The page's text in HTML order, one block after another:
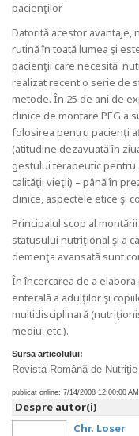
pacienţilor.
Datorită acestor avantaje,
rutină în toată lumea şi
pacienţii care necesită
realizat recent o serie de
metode. În 25 de ani de
clinice de montare PEG a
folosirea pentru pacienţi
(atitudine dezavuată în
gestului terapeutic
calităţii vieţii) – până în
clinice, aspectele etice şi
Principalul scop al
statusului nutriţional şi a
demenţa avansată sunt
În încercarea de a
enterală a adulţilor şi
multidisciplinară
mediu, etc.).
Sursa articolului:
Revista Română de
publicat online: 7/14/2008 12:00:00 AM
Despre autor(i)
Chr. Loser